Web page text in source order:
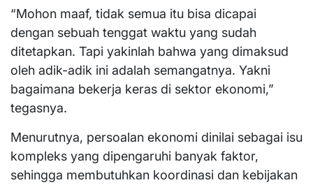
“Mohon maaf, tidak semua itu bisa dicapai
dengan sebuah tenggat waktu yang sudah
ditetapkan. Tapi yakinlah bahwa yang dimaksud
oleh adik-adik ini adalah semangatnya. Yakni
bagaimana bekerja keras di sektor ekonomi,”
tegasnya.
Menurutnya, persoalan ekonomi dinilai sebagai isu
kompleks yang dipengaruhi banyak faktor,
sehingga membutuhkan koordinasi dan kebijakan